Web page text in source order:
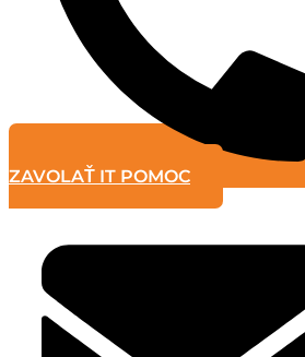
ZAVOLAŤ IT POMOC